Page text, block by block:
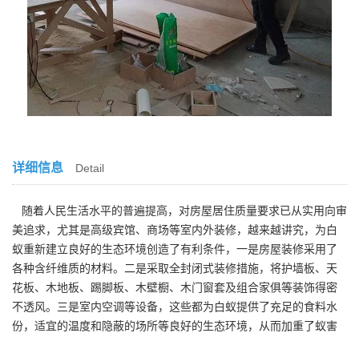
详细信息 Detail
随着人民生活水平的普遍提高，对房屋居住质量要求已从实用向审
美追求，尤其是高级宾馆、商场等室内外装修，越来越讲究，为白
蚁重新建立良好的生态环境创造了有利条件，一是房屋装修采用了
各种含纤维质的材料。二是采取全封闭式装修措施，将护墙板、天
花板、木地板、踢脚板、木壁橱、木门窗套及组合家俱等装饰得密
不透风。三是室内空调等设备，这些都为白蚁提供了充足的食料水
份，适宜的温度和隐蔽的场所等良好的生态环境，从而加重了蚁害